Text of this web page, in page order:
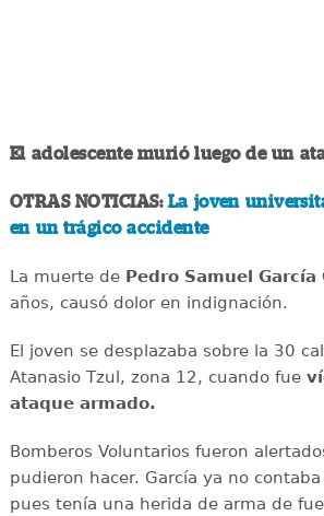
El adolescente murió luego de un
OTRAS NOTICIAS: La joven
en un trágico accidente
La muerte de Pedro Samuel García
años, causó dolor en indignación.
El joven se desplazaba sobre la 30
Atanasio Tzul, zona 12, cuando fue
ataque armado.
Bomberos Voluntarios fueron
pudieron hacer. García ya no
pues tenía una herida de arma de